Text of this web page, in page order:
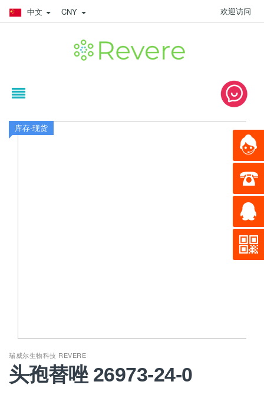
中文 CNY 欢迎访问
库存-现货
瑞威尔生物科技 REVERE
头孢替唑 26973-24-0